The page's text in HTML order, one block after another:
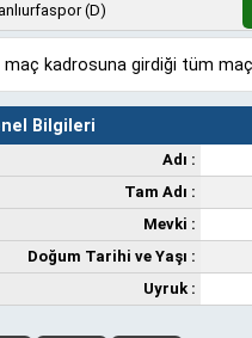
(D)
maç kadrosuna girdiği tüm
Bilgileri
Adı :
Tam Adı :
Mevki :
Doğum Tarihi ve Yaşı :
Uyruk :